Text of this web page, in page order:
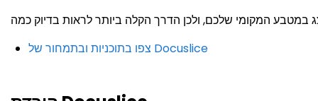
צפו בתוכניות ובתמחור של Docuslice